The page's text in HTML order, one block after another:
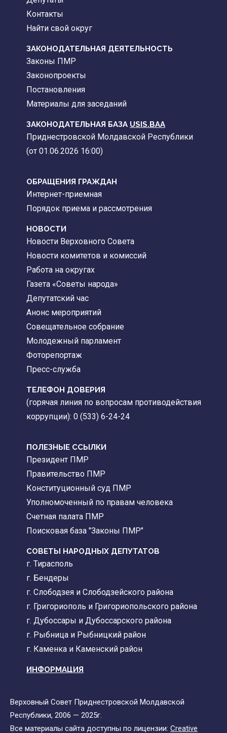
Контакты
Найти свой округ
ЗАКОНОДАТЕЛЬНАЯ ДЕЯТЕЛЬНОСТЬ
Законы ПМР
Законопроекты
Постановления
Материалы для заседаний
ЗАКОНОДАТЕЛЬНАЯ БАЗА USIS.BAA
Приднестровской Молдавской Республики
(от 01.06.2026 16:00)
ОБРАЩЕНИЯ ГРАЖДАН
Интернет-приемная
Порядок приема и рассмотрения
НОВОСТИ
Новости Верховного Совета
Новости комитетов и комиссий
Работа на округах
Газета «Советы народа»
Депутатский час
Анонс мероприятий
Совещательное собрание
Молодежный парламент
Фоторепортаж
Пресс-служба
ТЕЛЕФОН ДОВЕРИЯ
(горячая линия по вопросам противодействия
коррупции): 0 (533) 6-24-24
ПОЛЕЗНЫЕ ССЫЛКИ
Президент ПМР
Правительство ПМР
Конституционный суд ПМР
Уполномоченный по правам человека
Счетная палата ПМР
Поисковая база "Законы ПМР"
СОВЕТЫ НАРОДНЫХ ДЕПУТАТОВ
г. Тирасполь
г. Бендеры
г. Слободзея и Слободзейского района
г. Григориополь и Григориопольского района
г. Дубоссары и Дубоссарского района
г. Рыбница и Рыбницкий район
г. Каменка и Каменский район
ИНФОРМАЦИЯ
Верховный Совет Приднестровской Молдавской
Республики, 2006 — 2025г.
Все материалы сайта доступны по лицензии: Creative